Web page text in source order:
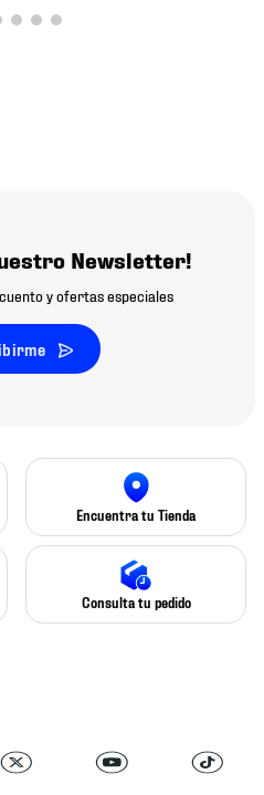
Newsletter!
y ofertas especiales
Encuentra tu Tienda
Consulta tu pedido